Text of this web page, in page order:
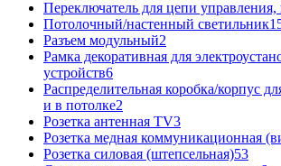
Переключатель для цепи
Потолочный/настенный светильник
Разъем модульный2
Рамка декоративная для
устройств6
Распределительная коробка/корпус
и в потолке2
Розетка антенная TV3
Розетка медная коммуникационная
Розетка силовая (штепсельная)53